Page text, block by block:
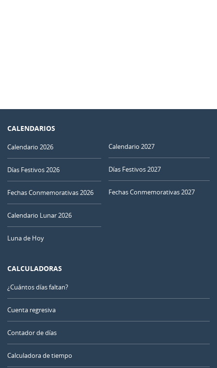
CALENDARIOS
Calendario 2026
Días Festivos 2026
Fechas Conmemorativas 2026
Calendario Lunar 2026
Luna de Hoy
Calendario 2027
Días Festivos 2027
Fechas Conmemorativas 2027
CALCULADORAS
¿Cuántos días faltan?
Cuenta regresiva
Contador de días
Calculadora de tiempo